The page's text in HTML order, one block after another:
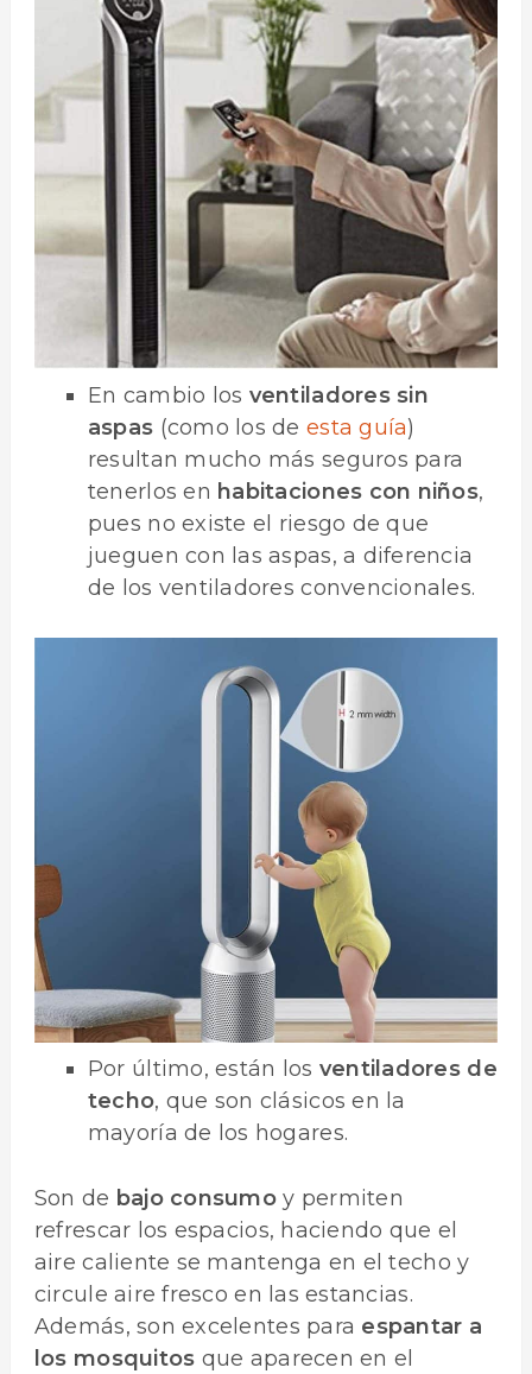
En cambio los ventiladores sin
aspas (como los deesta guía)
resultan mucho más seguros para
tenerlos en habitaciones con niños,
pues no existe el riesgo de que
jueguen con las aspas, a diferencia
de los ventiladores convencionales.
Por último, están los ventiladores de
techo, que son clásicos en la
mayoría de los hogares.
Son de bajo consumo y permiten
refrescar los espacios, haciendo que el
aire caliente se mantenga en el techo y
circule aire fresco en las estancias.
Además, son excelentes para espantar a
los mosquitos que aparecen en el